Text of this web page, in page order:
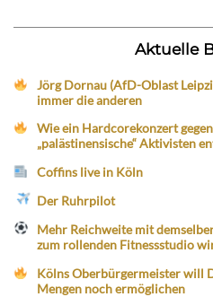
Aktuelle
Jörg Dornau (AfD-Oblast
immer die anderen
Wie ein Hardcorekonzert
„palästinensische“ Aktivisten
Coffins live in Köln
Der Ruhrpilot
Mehr Reichweite mit
zum rollenden Fitnessstudio
Kölns Oberbürgermeister will
Mengen noch ermöglichen